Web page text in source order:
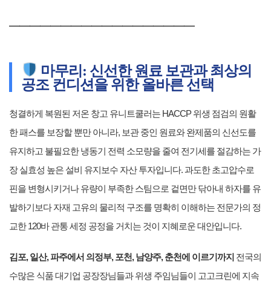
━━━━━━━━━━━━━━━━━━
마무리: 신선한 원료 보관과 최상의
공조 컨디션을 위한 올바른 선택
청결하게 복원된 저온 창고 유니트쿨러는 HACCP 위생 점검의 원활
한 패스를 보장할 뿐만 아니라, 보관 중인 원료와 완제품의 신선도를
유지하고 불필요한 냉동기 전력 소모량을 줄여 전기세를 절감하는 가
장 실효성 높은 설비 유지보수 자산 투자입니다. 과도한 초고압수로
핀을 변형시키거나 유량이 부족한 스팀으로 겉면만 닦아내 하자를 유
발하기보다 자재 고유의 물리적 구조를 명확히 이해하는 전문가의 정
교한 120바 관통 세정 공정을 거치는 것이 지혜로운 대안입니다.
김포, 일산, 파주에서 의정부, 포천, 남양주, 춘천에 이르기까지 전국의
수많은 식품 대기업 공장장님들과 위생 주임님들이 고고크린에 지속